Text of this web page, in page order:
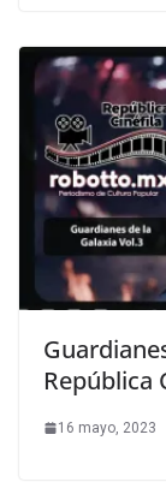
República
16 mayo, 2023